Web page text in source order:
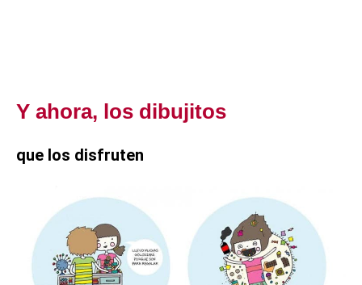
Y ahora, los dibujitos
que los disfruten